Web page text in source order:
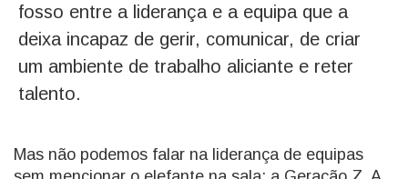
fosso entre a liderança e a equipa que a
deixa incapaz de gerir, comunicar, de criar
um ambiente de trabalho aliciante e reter
talento.
Mas não podemos falar na liderança de equipas